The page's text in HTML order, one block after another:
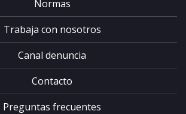
Normas
Trabaja con nosotros
Canal denuncia
Contacto
Preguntas frecuentes